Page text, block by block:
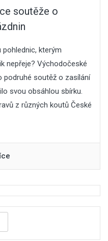
soutěže o
kterým
nepřeje? Východočeské
podruhé soutěž o zasílání
svou obsáhlou sbírku.
z různých koutů České